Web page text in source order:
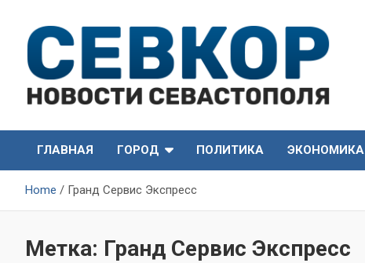
content
СевКор — Новости
Севастополя
Севастополя
ГЛАВНАЯ
ГОРОД ПОЛИТИКА ЭКОНОМИКА
Home Гранд Сервис Экспресс
Метка: Гранд Сервис Экспресс